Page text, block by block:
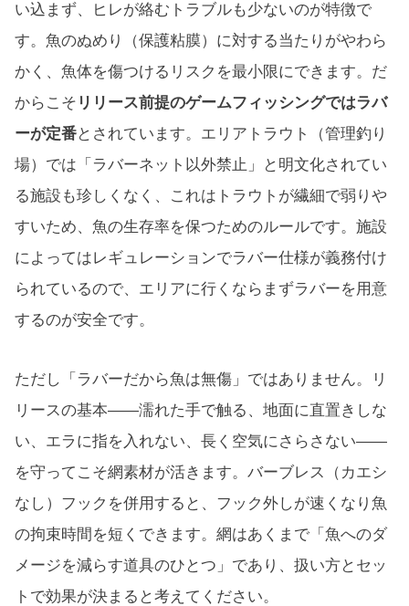
い込まず、ヒレが絡むトラブルも少ないのが特徴で
す。魚のぬめり（保護粘膜）に対する当たりがやわら
かく、魚体を傷つけるリスクを最小限にできます。だ
からこそ リリース前提のゲームフィッシングではラバ
ーが定番とされています。エリアトラウト（管理釣り
場）では「ラバーネット以外禁止」と明文化されてい
る施設も珍しくなく、これはトラウトが繊細で弱りや
すいため、魚の生存率を保つためのルールです。施設
によってはレギュレーションでラバー仕様が義務付け
られているので、エリアに行くならまずラバーを用意
するのが安全です。
ただし「ラバーだから魚は無傷」ではありません。リ
リースの基本——濡れた手で触る、地面に直置きしな
い、エラに指を入れない、長く空気にさらさない——
を守ってこそ網素材が活きます。バーブレス（カエシ
なし）フックを併用すると、フック外しが速くなり魚
の拘束時間を短くできます。網はあくまで「魚へのダ
メージを減らす道具のひとつ」であり、扱い方とセッ
トで効果が決まると考えてください。